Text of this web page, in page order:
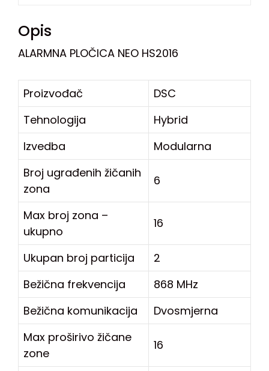
Opis
ALARMNA PLOČICA NEO HS2016
Proizvođač
DSC
Tehnologija
Hybrid
Izvedba
Modularna
Broj ugrađenih žičanih
zona
6
Max broj zona –
ukupno
16
Ukupan broj particija
2
Bežična frekvencija
868 MHz
Bežična komunikacija
Dvosmjerna
Max proširivo žičane
zone
16